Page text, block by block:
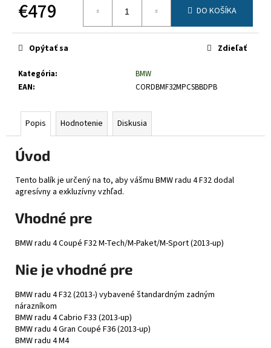
€479
cena:
DO KOŠÍKA
Kategória:
BMW
EAN: CORDBMF32MPCSBBDPB
Opýtať sa Zdieľať
Popis Hodnotenie Diskusia
Úvod
Tento balík je určený na to, aby vášmu BMW radu 4 F32 dodal
agresívny a exkluzívny vzhľad.
Vhodné pre
BMW radu 4 Coupé F32 M-Tech/M-Paket/M-Sport (2013-up)
Nie je vhodné pre
BMW radu 4 F32 (2013-) vybavené štandardným zadným
nárazníkom
BMW radu 4 Cabrio F33 (2013-up)
BMW radu 4 Gran Coupé F36 (2013-up)
BMW radu 4 M4